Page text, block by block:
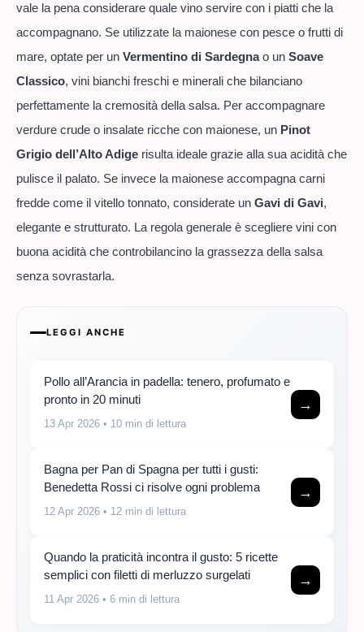
vale la pena considerare quale vino servire con i piatti che la
accompagnano. Se utilizzate la maionese con pesce o frutti di
mare, optate per un Vermentino di Sardegnao un Soave
Classico, vini bianchi freschi e minerali che bilanciano
perfettamente la cremosità della salsa. Per accompagnare
verdure crude o insalate ricche con maionese, un Pinot
Grigio dell’Alto Adige risulta ideale grazie alla sua acidità che
pulisce il palato. Se invece la maionese accompagna carni
fredde come il vitello tonnato, considerate un Gavi di Gavi,
elegante e strutturato. La regola generale è scegliere vini con
buona acidità che controbilancino la grassezza della salsa
senza sovrastarla.
LEGGI ANCHE
Pollo all’Arancia in padella: tenero, profumato e
pronto in 20 minuti
13 Apr 2026 • 10 min di lettura
→
Bagna per Pan di Spagna per tutti i gusti:
Benedetta Rossi ci risolve ogni problema
12 Apr 2026 • 12 min di lettura
→
Quando la praticità incontra il gusto: 5 ricette
semplici con filetti di merluzzo surgelati
11 Apr 2026 • 6 min di lettura
→